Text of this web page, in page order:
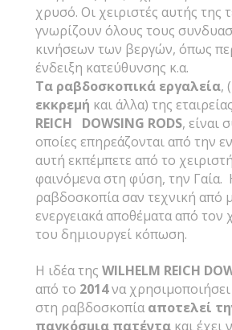
χρυσό. Οι χειριστές αυτής της
γνωρίζουν όλους τους
κινήσεων των βεργών, όπως
ένδειξη κατεύθυνσης κ.α.
Τα ραβδοσκοπικά εργαλεία, (
εκκρεμή και άλλα) της εταιρείας
REICH DOWSING RODS, είναι
οποίες επηρεάζονται από την
αυτή εκπέμπετε από το
φαινόμενα στη φύση, την Γαία.
ραβδοσκοπία σαν τεχνική από
ενεργειακά αποθέματα από τον
του δημιουργεί κόπωση.
Η ιδέα της WILHELM REICH
από το 2014να
στη ραβδοσκοπία αποτελεί
παγκόσμια πατέντα και έχει